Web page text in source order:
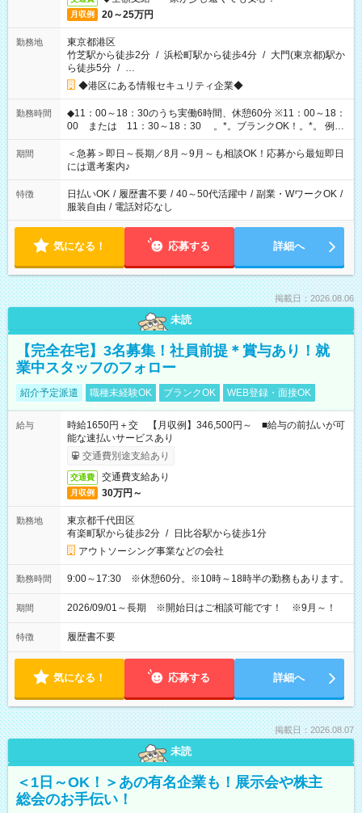
月収例 20～25万円
勤務地
東京都港区
竹芝駅から徒歩2分 / 浜松町駅から徒歩4分 / 大門(東京都)駅か
ら徒歩5分 / …
◆港区にある情報セキュリティ企業◆
勤務時間
◆11：00～18：30のうち実働6時間、休憩60分 ※11：00～18：
00 または 11：30～18：30 。*。ブランクOK！。*。 例え
ば前職が、 在宅/財団法人/事務/コールセンター/受付/販売/カフェ
スタッフ スイーツ販売/ホテルフロント/化粧品販売/など 様々な
業界から入社して活躍されています♪
期間
＜急募＞即日～長期／8月～9月～も相談OK！応募から最短即日
には選考案内♪
特徴 日払いOK / 履歴書不要 / 40～50代活躍中 / 副業・WワークOK /
服装自由 / 電話対応なし
気になる！ 応募する 詳細へ
掲載日：2026.08.06
未読
【完全在宅】3名募集！社員前提＊賞与あり！就
業中スタッフのフォロー
紹介予定派遣 職種未経験OK ブランクOK WEB登録・面接OK
給与
時給1650円＋交 【月収例】346,500円～ ■給与の前払いが可
能な速払いサービスあり
交通費別途支給あり
交通費 交通費支給あり
月収例 30万円～
勤務地
東京都千代田区
有楽町駅から徒歩2分 / 日比谷駅から徒歩1分
アウトソーシング事業などの会社
勤務時間 9:00～17:30 ※休憩60分。※10時～18時半の勤務もあります。
期間 2026/09/01～長期 ※開始日はご相談可能です！ ※9月～！
特徴 履歴書不要
気になる！ 応募する 詳細へ
掲載日：2026.08.07
未読
＜1日～OK！＞あの有名企業も！展示会や株主
総会のお手伝い！